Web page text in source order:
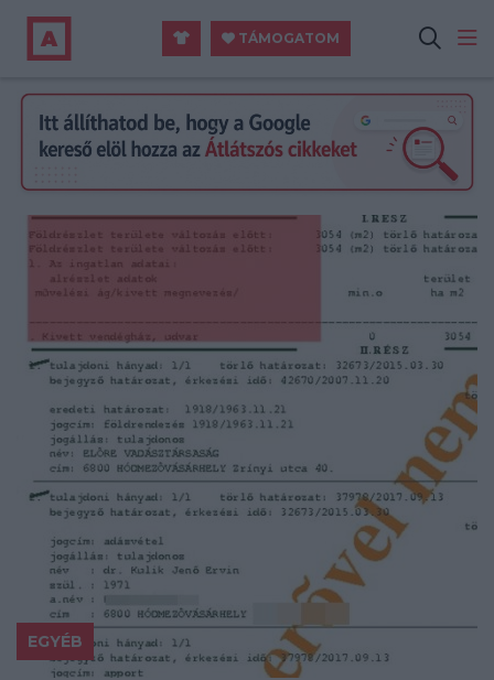
TÁMOGATOM
EGYÉB